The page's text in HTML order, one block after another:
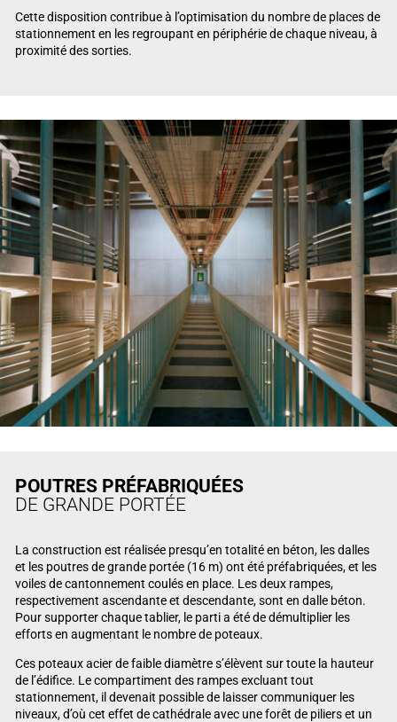
Cette disposition contribue à l’optimisation du nombre de places de
stationnement en les regroupant en périphérie de chaque niveau, à
proximité des sorties.
POUTRES PRÉFABRIQUÉES
DE GRANDE PORTÉE
La construction est réalisée presqu’en totalité en béton, les dalles
et les poutres de grande portée (16 m) ont été préfabriquées, et les
voiles de cantonnement coulés en place. Les deux rampes,
respectivement ascendante et descendante, sont en dalle béton.
Pour supporter chaque tablier, le parti a été de démultiplier les
efforts en augmentant le nombre de poteaux.
Ces poteaux acier de faible diamètre s’élèvent sur toute la hauteur
de l’édifice. Le compartiment des rampes excluant tout
stationnement, il devenait possible de laisser communiquer les
niveaux, d’où cet effet de cathédrale avec une forêt de piliers et un